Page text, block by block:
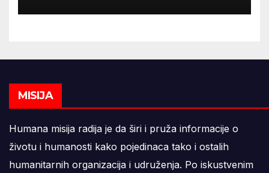
MISIJA
Humana misija radija je da širi i pruža informacije o
životu i humanosti kako pojedinaca tako i ostalih
humanitarnih organizacija i udruženja. Po iskustvenim